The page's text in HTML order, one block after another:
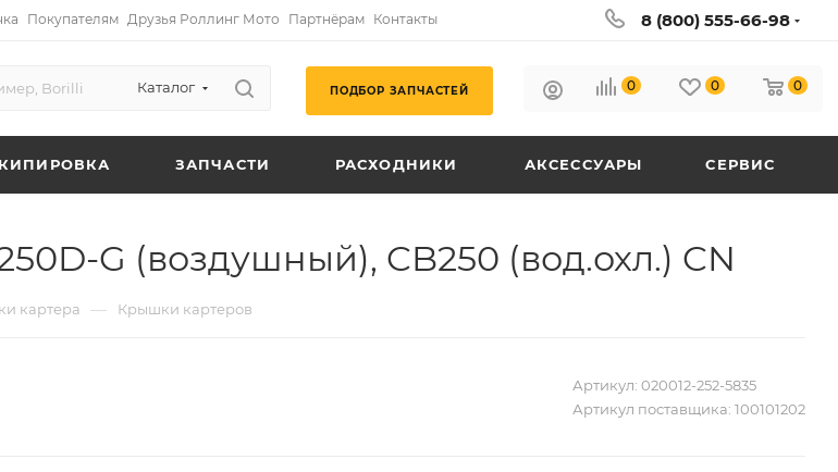
Покупателям Друзья Роллинг Мото Партнёрам Контакты 8 (800) 555-66-98
Каталог ПОДБОР ЗАПЧАСТЕЙ 0 0 0
ЗАПЧАСТИ РАСХОДНИКИ АКСЕССУАРЫ СЕРВИС
G (воздушный), CB250 (вод.охл.) CN
картера — Крышки картеров
Артикул: 020012-252-5835
Артикул поставщика: 100101202